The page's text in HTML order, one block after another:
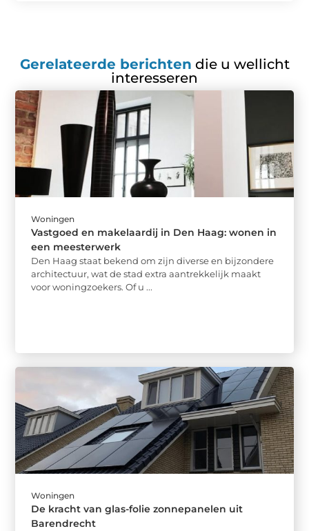
Gerelateerde berichten die u wellicht
interesseren
Woningen
Vastgoed en makelaardij in Den Haag: wonen in
een meesterwerk
Den Haag staat bekend om zijn diverse en bijzondere
architectuur, wat de stad extra aantrekkelijk maakt
voor woningzoekers. Of u ...
Woningen
De kracht van glas-folie zonnepanelen uit
Barendrecht